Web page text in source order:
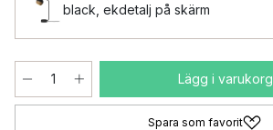
black, ekdetalj på skärm
Lägg i varukorg
Spara som favorit